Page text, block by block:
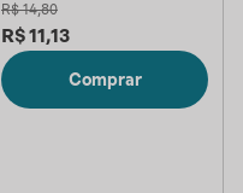
R$ 14,80
R$11,13
Comprar